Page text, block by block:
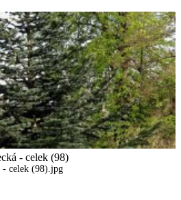
- celek (98)
- celek (98).jpg